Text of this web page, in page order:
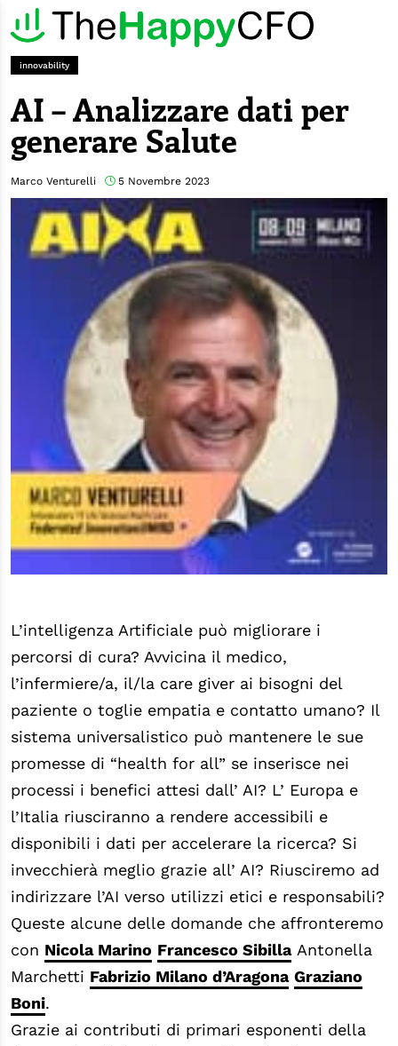
innovability
AI – Analizzare dati per
generare Salute
Marco Venturelli 5 Novembre 2023
L’intelligenza Artificiale può migliorare i
percorsi di cura? Avvicina il medico,
l’infermiere/a, il/la care giver ai bisogni del
paziente o toglie empatia e contatto umano? Il
sistema universalistico può mantenere le sue
promesse di “health for all” se inserisce nei
processi i benefici attesi dall’ AI? L’ Europa e
l’Italia riusciranno a rendere accessibili e
disponibili i dati per accelerare la ricerca? Si
invecchierà meglio grazie all’ AI? Riusciremo ad
indirizzare l’AI verso utilizzi etici e responsabili?
Queste alcune delle domande che affronteremo
con Nicola Marino Francesco SibillaAntonella
Marchetti Fabrizio Milano d’Aragona Graziano
Boni.
Grazie ai contributi di primari esponenti della